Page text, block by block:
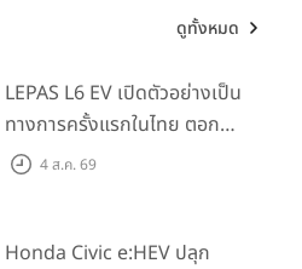
ดูทั้งหมด
LEPAS L6 EV เปิดตัวอย่างเป็น
ทางการครั้งแรกในไทย ตอกย้ำ
วิสัยทัศน์ “Drive Your
4 ส.ค. 69
Honda Civic e:HEV ปลุก